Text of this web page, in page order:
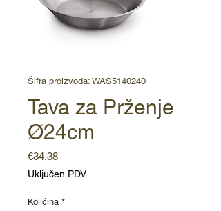
Šifra proizvoda: WAS5140240
Tava za Prženje
Ø24cm
€34.38Cijena
Uključen PDV
Količina *